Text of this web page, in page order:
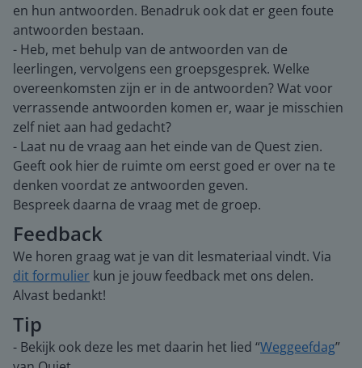
en hun antwoorden. Benadruk ook dat er geen foute
antwoorden bestaan.
- Heb, met behulp van de antwoorden van de
leerlingen, vervolgens een groepsgesprek. Welke
overeenkomsten zijn er in de antwoorden? Wat voor
verrassende antwoorden komen er, waar je misschien
zelf niet aan had gedacht?
- Laat nu de vraag aan het einde van de Quest zien.
Geeft ook hier de ruimte om eerst goed er over na te
denken voordat ze antwoorden geven.
Bespreek daarna de vraag met de groep.
Feedback
We horen graag wat je van dit lesmateriaal vindt. Via
dit formulier kun je jouw feedback met ons delen.
Alvast bedankt!
Tip
- Bekijk ook deze les met daarin het lied “Weggeefdag”